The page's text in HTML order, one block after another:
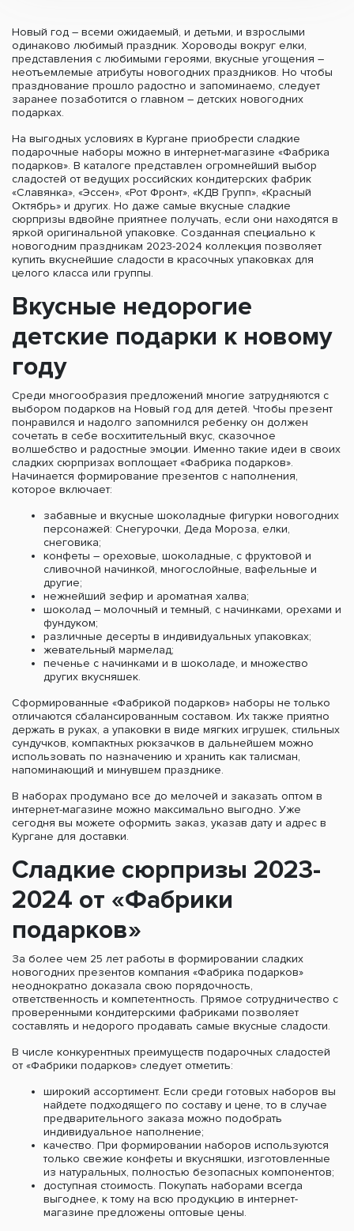
Новый год – всеми ожидаемый, и детьми, и взрослыми
одинаково любимый праздник. Хороводы вокруг елки,
представления с любимыми героями, вкусные угощения –
неотъемлемые атрибуты новогодних праздников. Но чтобы
празднование прошло радостно и запоминаемо, следует
заранее позаботится о главном – детских новогодних
подарках.
На выгодных условиях в Кургане приобрести сладкие
подарочные наборы можно в интернет-магазине «Фабрика
подарков». В каталоге представлен огромнейший выбор
сладостей от ведущих российских кондитерских фабрик
«Славянка», «Эссен», «Рот Фронт», «КДВ Групп», «Красный
Октябрь» и других. Но даже самые вкусные сладкие
сюрпризы вдвойне приятнее получать, если они находятся в
яркой оригинальной упаковке. Созданная специально к
новогодним праздникам 2023-2024 коллекция позволяет
купить вкуснейшие сладости в красочных упаковках для
целого класса или группы.
Вкусные недорогие
детские подарки к новому
году
Среди многообразия предложений многие затрудняются с
выбором подарков на Новый год для детей. Чтобы презент
понравился и надолго запомнился ребенку он должен
сочетать в себе восхитительный вкус, сказочное
волшебство и радостные эмоции. Именно такие идеи в своих
сладких сюрпризах воплощает «Фабрика подарков».
Начинается формирование презентов с наполнения,
которое включает:
забавные и вкусные шоколадные фигурки новогодних
персонажей: Снегурочки, Деда Мороза, елки,
снеговика;
конфеты – ореховые, шоколадные, с фруктовой и
сливочной начинкой, многослойные, вафельные и
другие;
нежнейший зефир и ароматная халва;
шоколад – молочный и темный, с начинками, орехами и
фундуком;
различные десерты в индивидуальных упаковках;
жевательный мармелад;
печенье с начинками и в шоколаде, и множество
других вкусняшек.
Сформированные «Фабрикой подарков» наборы не только
отличаются сбалансированным составом. Их также приятно
держать в руках, а упаковки в виде мягких игрушек, стильных
сундучков, компактных рюкзачков в дальнейшем можно
использовать по назначению и хранить как талисман,
напоминающий и минувшем празднике.
В наборах продумано все до мелочей и заказать оптом в
интернет-магазине можно максимально выгодно. Уже
сегодня вы можете оформить заказ, указав дату и адрес в
Кургане для доставки.
Сладкие сюрпризы 2023-
2024 от «Фабрики
подарков»
За более чем 25 лет работы в формировании сладких
новогодних презентов компания «Фабрика подарков»
неоднократно доказала свою порядочность,
ответственность и компетентность. Прямое сотрудничество с
проверенными кондитерскими фабриками позволяет
составлять и недорого продавать самые вкусные сладости.
В числе конкурентных преимуществ подарочных сладостей
от «Фабрики подарков» следует отметить:
широкий ассортимент. Если среди готовых наборов вы
найдете подходящего по составу и цене, то в случае
предварительного заказа можно подобрать
индивидуальное наполнение;
качество. При формировании наборов используются
только свежие конфеты и вкусняшки, изготовленные
из натуральных, полностью безопасных компонентов;
доступная стоимость. Покупать наборами всегда
выгоднее, к тому на всю продукцию в интернет-
магазине предложены оптовые цены.